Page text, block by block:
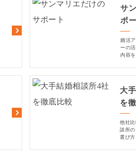
サ
ポ
婚活
ーの
内容
大
を
他社
談所の
選び